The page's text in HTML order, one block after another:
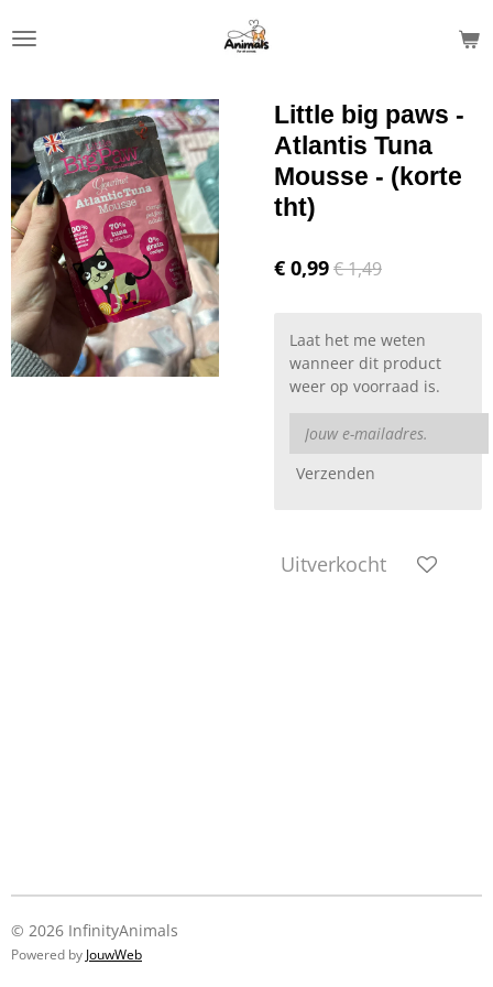
direct
hoofdinhoud
Little big paws -
Atlantis Tuna
Mousse - (korte
tht)
€ 0,99€ 1,49
Laat het me weten
wanneer dit product
weer op voorraad is.
Verzenden
Uitverkocht
© 2026 InfinityAnimals
Powered by JouwWeb